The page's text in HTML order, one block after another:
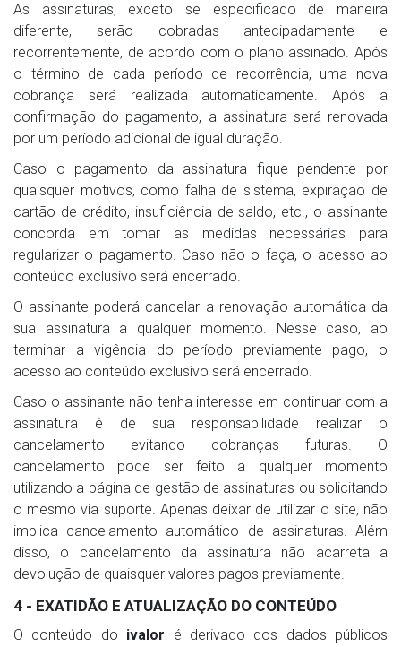
As assinaturas, exceto se especificado de maneira
diferente, serão cobradas antecipadamente e
recorrentemente, de acordo com o plano assinado. Após
o término de cada período de recorrência, uma nova
cobrança será realizada automaticamente. Após a
confirmação do pagamento, a assinatura será renovada
por um período adicional de igual duração.
Caso o pagamento da assinatura fique pendente por
quaisquer motivos, como falha de sistema, expiração de
cartão de crédito, insuficiência de saldo, etc., o assinante
concorda em tomar as medidas necessárias para
regularizar o pagamento. Caso não o faça, o acesso ao
conteúdo exclusivo será encerrado.
O assinante poderá cancelar a renovação automática da
sua assinatura a qualquer momento. Nesse caso, ao
terminar a vigência do período previamente pago, o
acesso ao conteúdo exclusivo será encerrado.
Caso o assinante não tenha interesse em continuar com a
assinatura é de sua responsabilidade realizar o
cancelamento evitando cobranças futuras. O
cancelamento pode ser feito a qualquer momento
utilizando a página de gestão de assinaturas ou solicitando
o mesmo via suporte. Apenas deixar de utilizar o site, não
implica cancelamento automático de assinaturas. Além
disso, o cancelamento da assinatura não acarreta a
devolução de quaisquer valores pagos previamente.
4 - EXATIDÃO E ATUALIZAÇÃO DO CONTEÚDO
O conteúdo do ivalor é derivado dos dados públicos